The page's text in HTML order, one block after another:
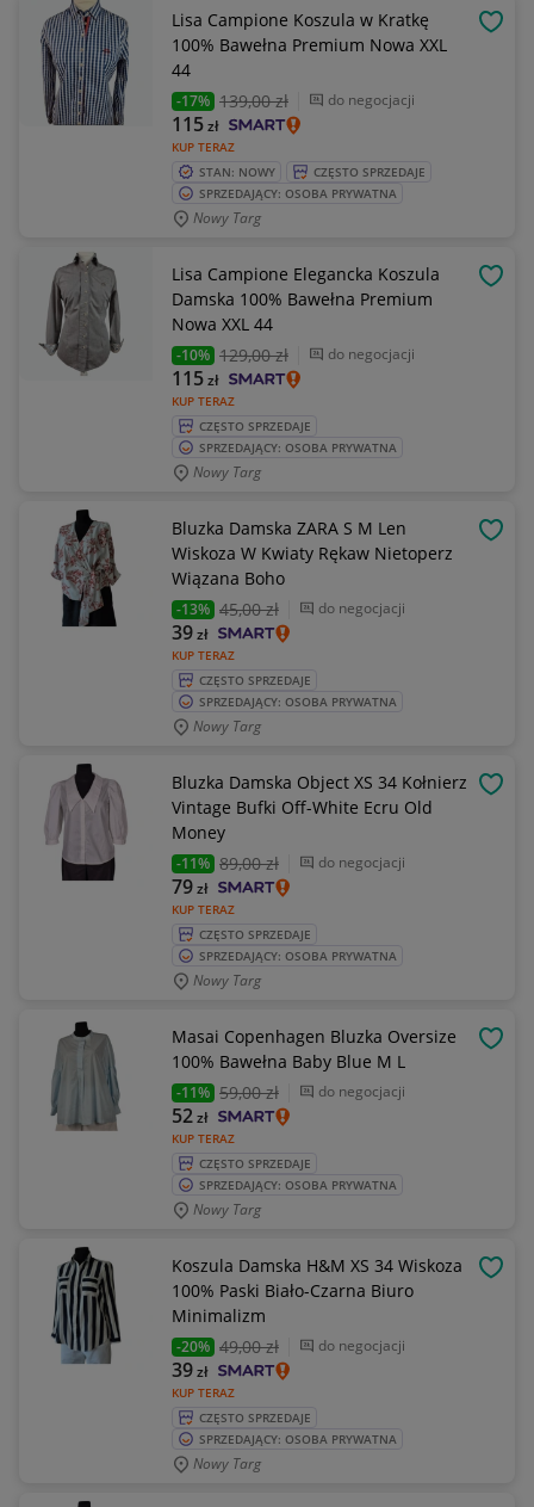
Lisa Campione Koszula w Kratkę
100% Bawełna Premium Nowa XXL
44
-17% 139,00 zł do negocjacji
KUP TERAZ
115zł
STAN: NOWY
CZĘSTO SPRZEDAJE
SPRZEDAJĄCY: OSOBA PRYWATNA
Nowy Targ
Lisa Campione Elegancka Koszula
Damska 100% Bawełna Premium
Nowa XXL 44
-10% 129,00 zł do negocjacji
KUP TERAZ
115zł
CZĘSTO SPRZEDAJE
SPRZEDAJĄCY: OSOBA PRYWATNA
Nowy Targ
Bluzka Damska ZARA S M Len
Wiskoza W Kwiaty Rękaw Nietoperz
Wiązana Boho
-13% 45,00 zł do negocjacji
KUP TERAZ
39zł
CZĘSTO SPRZEDAJE
SPRZEDAJĄCY: OSOBA PRYWATNA
Nowy Targ
Bluzka Damska Object XS 34 Kołnierz
Vintage Bufki Off-White Ecru Old
Money
-11% 89,00 zł do negocjacji
KUP TERAZ
79zł
CZĘSTO SPRZEDAJE
SPRZEDAJĄCY: OSOBA PRYWATNA
Nowy Targ
Masai Copenhagen Bluzka Oversize
100% Bawełna Baby Blue M L
-11% 59,00 zł do negocjacji
KUP TERAZ
52zł
CZĘSTO SPRZEDAJE
SPRZEDAJĄCY: OSOBA PRYWATNA
Nowy Targ
Koszula Damska H&M XS 34 Wiskoza
100% Paski Biało-Czarna Biuro
Minimalizm
-20% 49,00 zł do negocjacji
KUP TERAZ
39zł
CZĘSTO SPRZEDAJE
SPRZEDAJĄCY: OSOBA PRYWATNA
Nowy Targ